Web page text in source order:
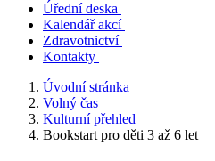
Úřední deska
Kalendář akcí
Zdravotnictví
Kontakty
Úvodní stránka
Volný čas
Kulturní přehled
Bookstart pro děti 3 až 6 let